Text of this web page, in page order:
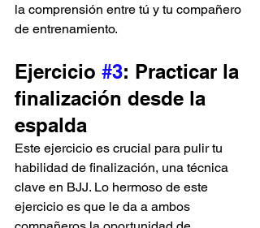
la comprensión entre tú y tu compañero
de entrenamiento.
Ejercicio #3: Practicar la
finalización desde la
espalda
Este ejercicio es crucial para pulir tu
habilidad de finalización, una técnica
clave en BJJ. Lo hermoso de este
ejercicio es que le da a ambos